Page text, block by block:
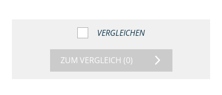
VERGLEICHEN
ZUM VERGLEICH (0)